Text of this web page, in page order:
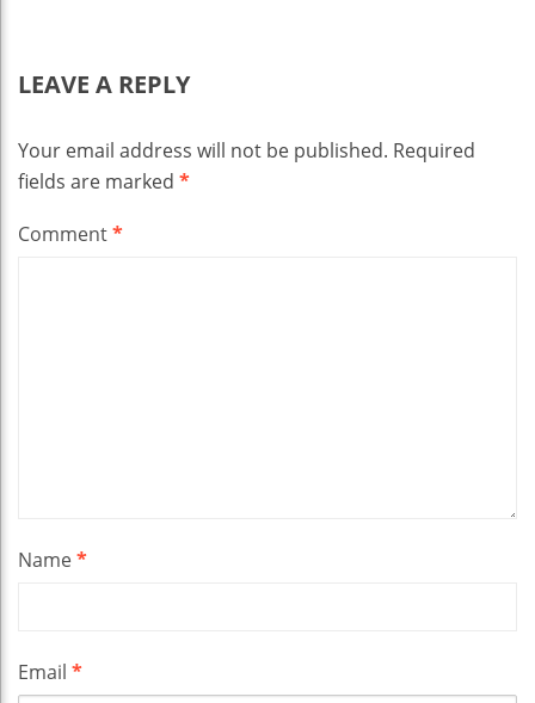
LEAVE A REPLY
Your email address will not be published. Required
fields are marked *
Comment*
Name*
Email *